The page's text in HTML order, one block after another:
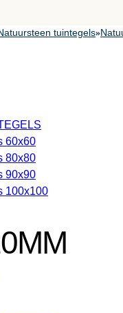
60x60
80x80
90x90
100x100
tuintegels»